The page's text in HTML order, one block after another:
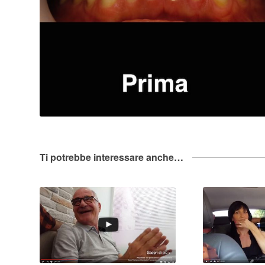
Ti potrebbe interessare anche…